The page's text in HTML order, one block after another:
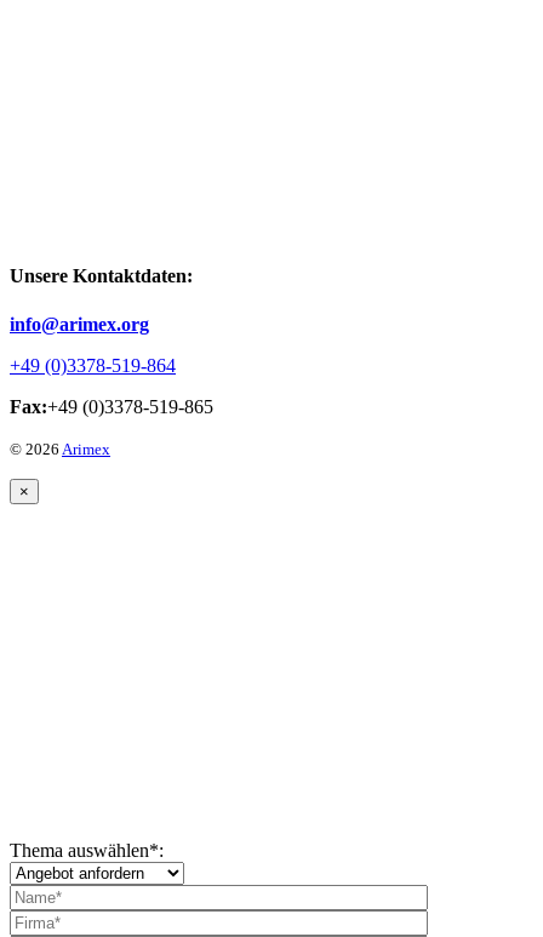
Unsere Kontaktdaten:
info@arimex.org
+49 (0)3378-519-864
Fax:+49 (0)3378-519-865
© 2026 Arimex
×
Thema auswählen*: